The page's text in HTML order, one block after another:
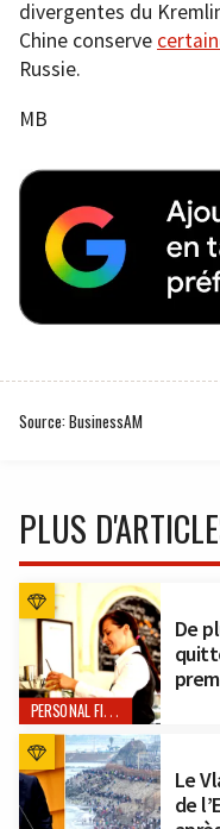
divergentes du
Chine conserve
Russie.
MB
Source: BusinessAM
PLUS
PERSONAL FINANCE
De
Le
de